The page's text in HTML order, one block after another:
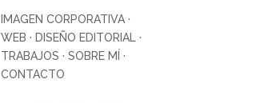
IMAGEN CORPORATIVA ·
WEB · DISEÑO EDITORIAL ·
TRABAJOS ·SOBRE MÍ ·
CONTACTO